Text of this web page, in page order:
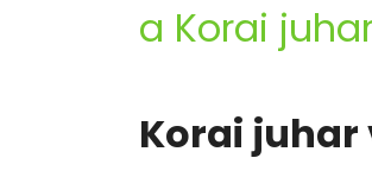
a Korai
Korai juhar